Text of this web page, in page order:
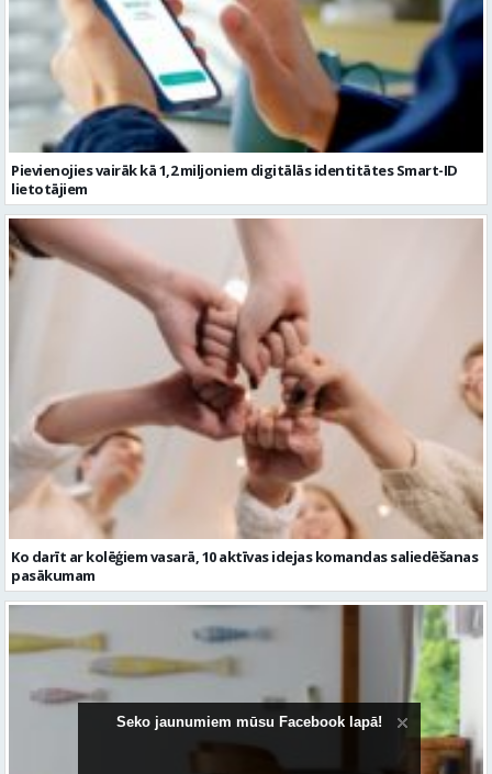
Pievienojies vairāk kā 1,2 miljoniem digitālās identitātes Smart-ID
lietotājiem
Ko darīt ar kolēģiem vasarā, 10 aktīvas idejas komandas saliedēšanas
pasākumam
Seko jaunumiem mūsu Facebook lapā!